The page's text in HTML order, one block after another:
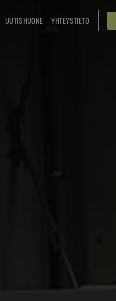
UUTISHUONE YHTEYSTIETO